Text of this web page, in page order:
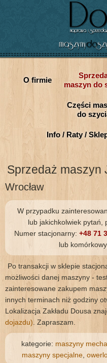
O firmie
maszyn do
Części
do
Info / Raty /
Sprzedaż maszyn
Wrocław
W przypadku
lub jakichkolwiek pytań,
Numer stacjonarny: +48 71
lub
Po transakcji w sklepie
możliwości danej maszyny -
zainteresowane zakupem
innych terminach niż godziny
Lokalizacja Zakładu Dousa
dojazdu) . Zapraszam.
kategorie: maszyny
maszyny specjalne